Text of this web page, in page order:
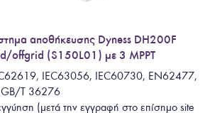
αποθήκευσης Dyness DH200F
offgrid (S150L01) με 3 MPPT
IEC63056, IEC60730, EN62477,
T 36276
(μετά την εγγραφή στο επίσημο site